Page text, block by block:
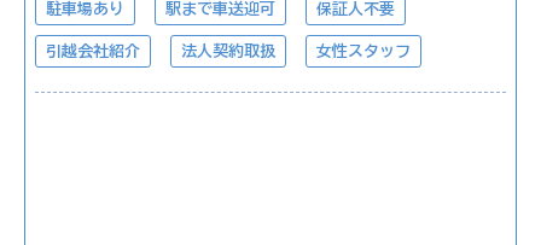
駐車場あり 駅まで車送迎可 保証人不要
引越会社紹介 法人契約取扱 女性スタッフ